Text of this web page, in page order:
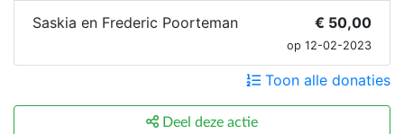
Saskia en Frederic Poorteman € 50,00
op 12-02-2023
Toon alle donaties
Deel deze actie